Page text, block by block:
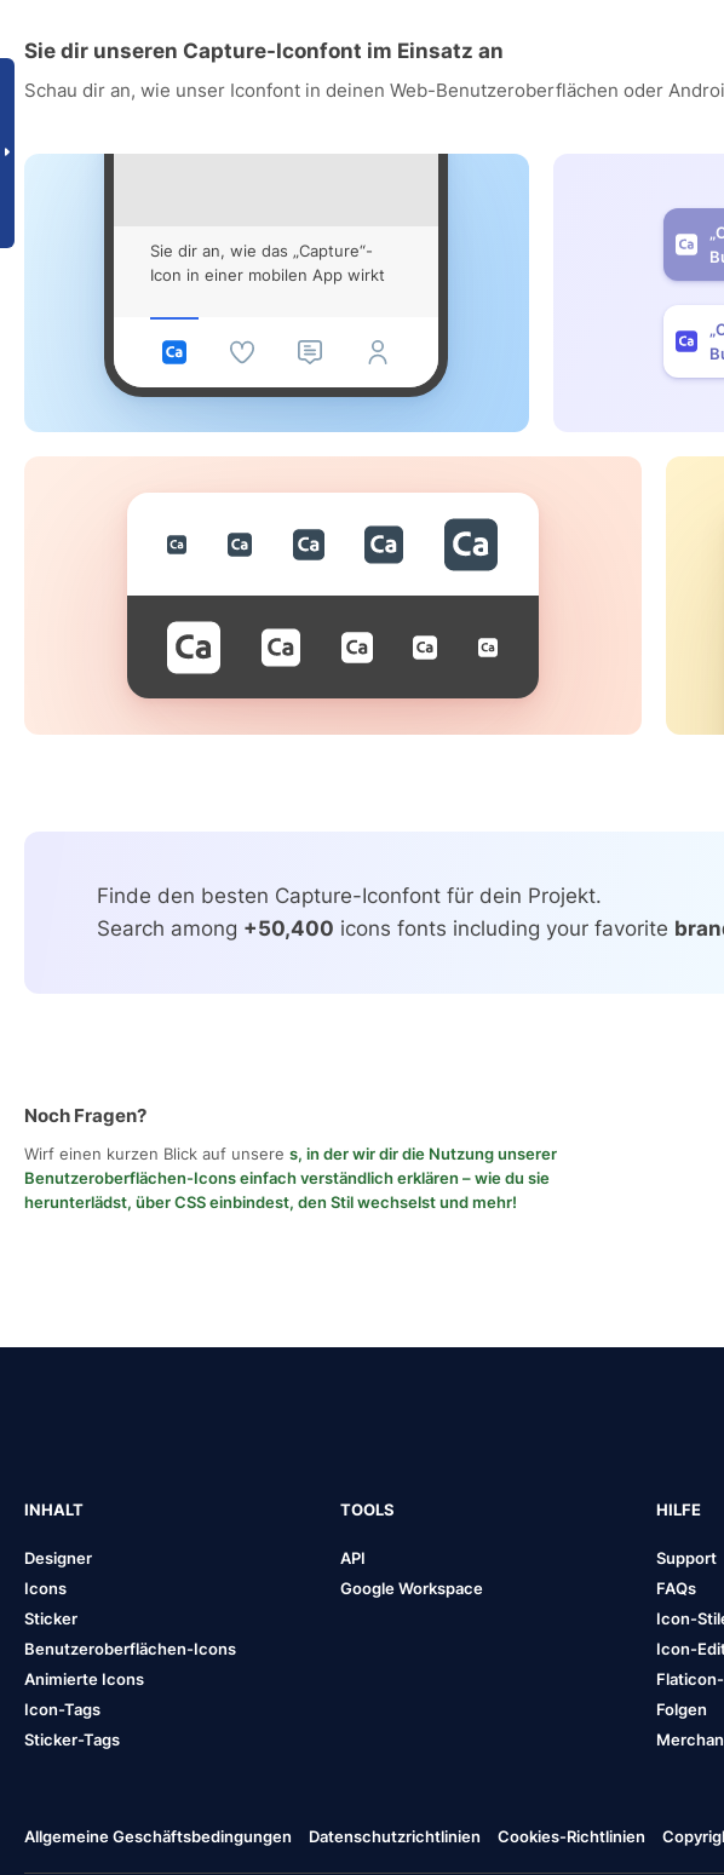
Sie dir unseren Capture-Iconfont im Einsatz an
Schau dir an, wie unser Iconfont in deinen Web-Benutzeroberflächen oder
Sie dir an, wie das „Capture“-
Icon in einer mobilen App wirkt
Finde den besten Capture-Iconfont für dein Projekt.
Search among +50,400 icons fonts including your favorite
Noch Fragen?
Wirf einen kurzen Blick auf unsere s, in der wir dir die Nutzung unserer
Benutzeroberflächen-Icons einfach verständlich erklären – wie du sie
herunterlädst, über CSS einbindest, den Stil wechselst und mehr!
INHALT
Designer
Icons
Sticker
Benutzeroberflächen-Icons
Animierte Icons
Icon-Tags
Sticker-Tags
TOOLS
API
Google Workspace
HILFE
Support
FAQs
Icon-
Icon-
Folgen
Allgemeine Geschäftsbedingungen Datenschutzrichtlinien Cookies-Richtlinien